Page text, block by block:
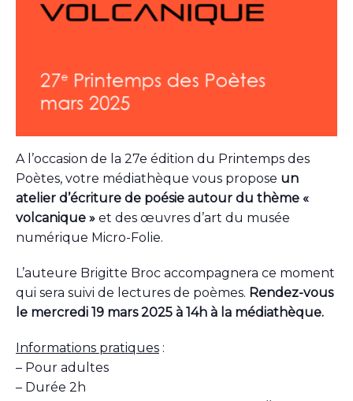
A l’occasion de la 27e édition du Printemps des
Poètes, votre médiathèque vous propose un
atelier d’écriture de poésie autour du thème «
volcanique » et des œuvres d’art du musée
numérique Micro-Folie.
L’auteure Brigitte Broc accompagnera ce moment
qui sera suivi de lectures de poèmes. Rendez-vous
le mercredi 19 mars 2025 à 14h à la médiathèque.
Informations pratiques :
– Pour adultes
– Durée 2h